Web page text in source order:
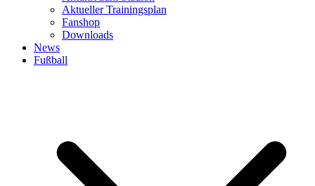
Aktueller Trainingsplan
Fanshop
Downloads
News
Fußball